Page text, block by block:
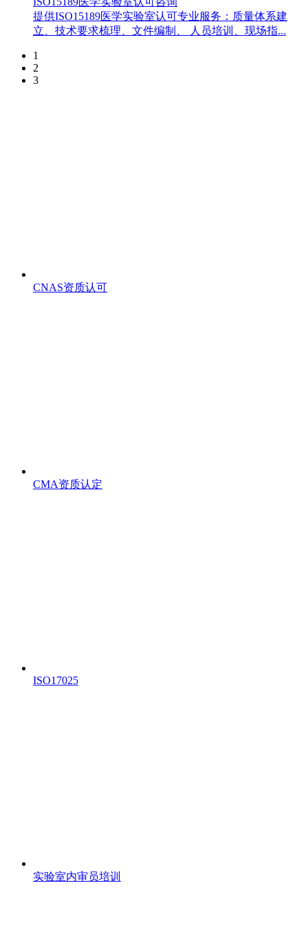
提供ISO15189医学实验室认可专业服务：质量体系建
立、技术要求梳理、文件编制、 人员培训、现场指...
1
2
3
CNAS资质认可
CMA资质认定
ISO17025
实验室内审员培训